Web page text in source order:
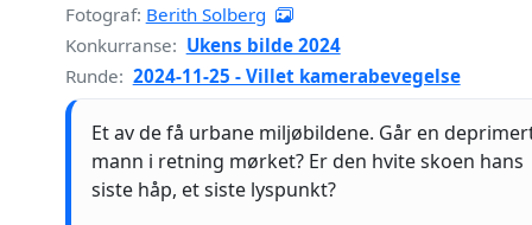
Fotograf: Berith Solberg
Konkurranse: Ukens bilde 2024
Runde: 2024-11-25 - Villet kamerabevegelse
Et av de få urbane miljøbildene. Går en
mann i retning mørket? Er den hvite skoen hans
siste håp, et siste lyspunkt?